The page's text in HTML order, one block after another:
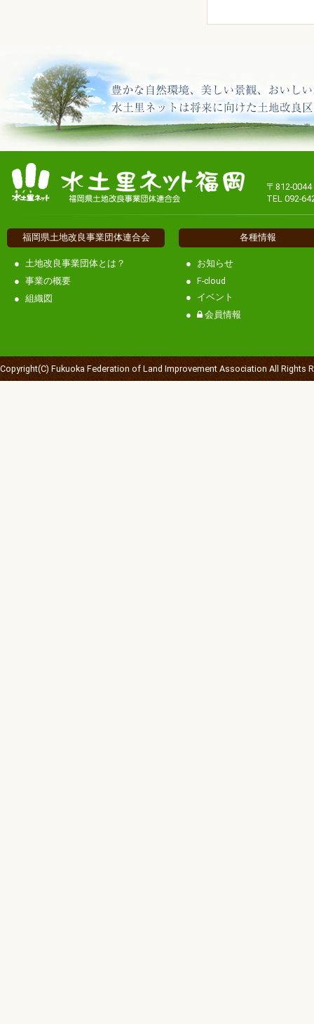
〒812-
TEL 092-
福岡県土地改良事業団体連合会
土地改良事業団体とは？
事業の概要
組織図
各種情報
お知らせ
F-cloud
イベント
会員情報
Copyright(C) Fukuoka Federation of Land Improvement Association All Rights